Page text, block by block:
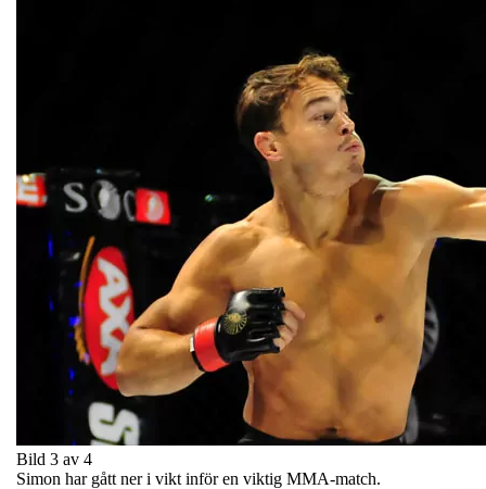
Bild 3 av 4
Simon har gått ner i vikt inför en viktig MMA-match.